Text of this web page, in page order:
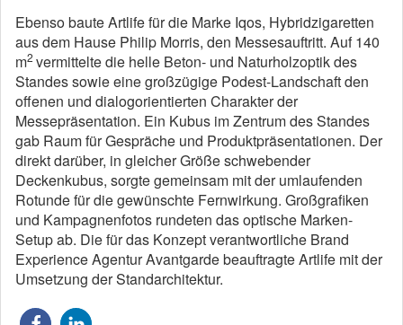
Ebenso baute Artlife für die Marke Iqos, Hybridzigaretten
aus dem Hause Philip Morris, den Messesauftritt. Auf 140
m2 vermittelte die helle Beton- und Naturholzoptik des
Standes sowie eine großzügige Podest-Landschaft den
offenen und dialogorientierten Charakter der
Messepräsentation. Ein Kubus im Zentrum des Standes
gab Raum für Gespräche und Produktpräsentationen. Der
direkt darüber, in gleicher Größe schwebender
Deckenkubus, sorgte gemeinsam mit der umlaufenden
Rotunde für die gewünschte Fernwirkung. Großgrafiken
und Kampagnenfotos rundeten das optische Marken-
Setup ab. Die für das Konzept verantwortliche Brand
Experience Agentur Avantgarde beauftragte Artlife mit der
Umsetzung der Standarchitektur.